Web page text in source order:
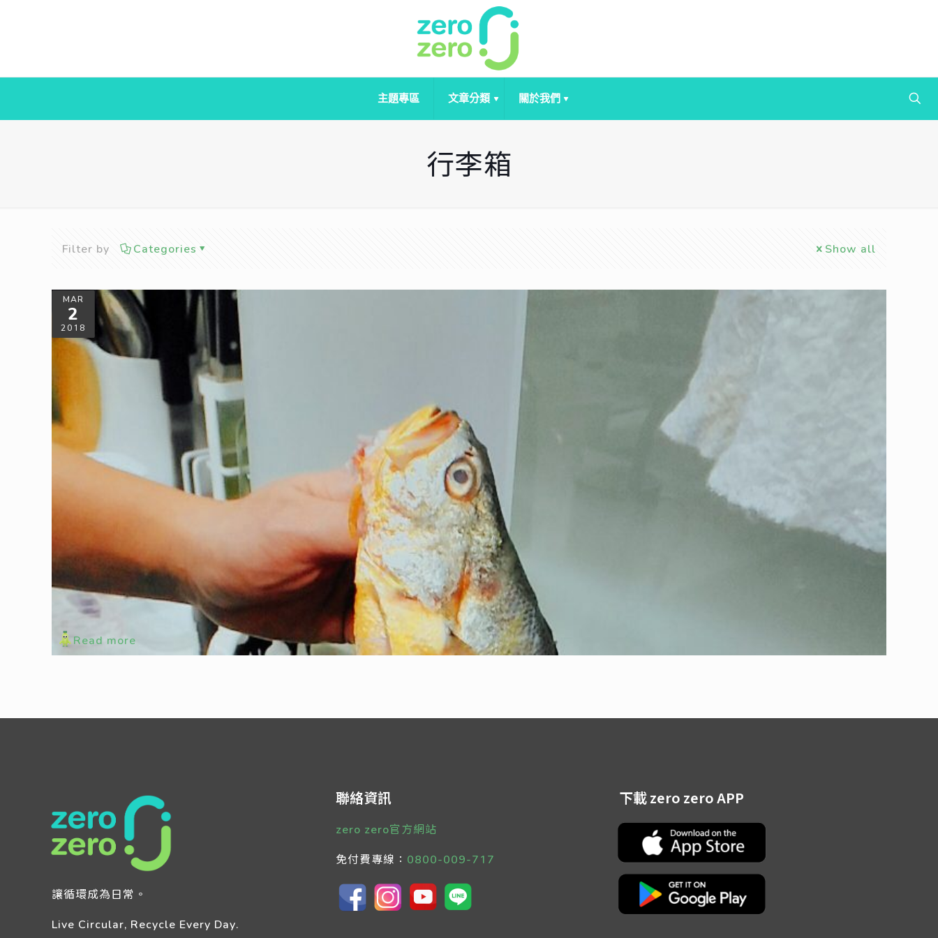
主題專區 文章分類 關於我們
行李箱
Filter by Categories Show all
MAR
2
2018
零食袋買魚、牛奶盒收納、行李箱買菜！不塑之客的家庭回收秘笈３式
在不塑之客潛水已久，總會看到許多令人拍案叫絕的不塑妙招，小編在此也幫大家收錄了居家主題，身邊即將被丟棄的物品靈機一動即可再利用，正所謂「資源放錯地方變垃圾；垃圾放對地方變資源」，快
來看看瀕臨丟棄的零食袋、牛奶盒和行李箱可以如何化身居家良品，讓大家在新的一年也能夠驕傲地當個不塑之客！
Read more
讓循環成為日常。
Live Circular, Recycle Every Day.
聯絡資訊
zero zero官方網站
免付費專線： 0800-009-717
下載 zero zero APP